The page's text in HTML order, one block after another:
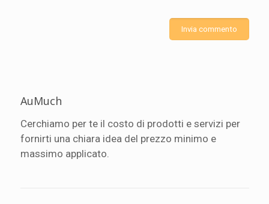
AuMuch
Cerchiamo per te il costo di prodotti e servizi per
fornirti una chiara idea del prezzo minimo e
massimo applicato.